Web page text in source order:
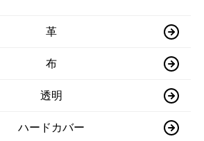
革
布
透明
ハードカバー